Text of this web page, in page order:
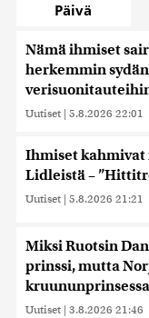
Päivä
Nämä ihmiset
herkemmin
Uutiset | 5.8.2026 22:01
Ihmiset
Lidleistä –
Uutiset | 5.8.2026 21:21
Miksi Ruotsin
prinssi, mutta
Uutiset | 3.8.2026 21:46